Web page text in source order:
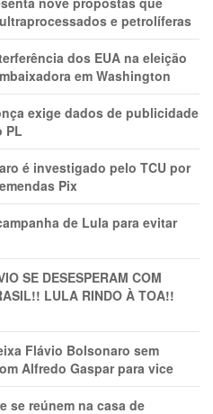
e petrolíferas
dos EUA na eleição
em Washington
exige dados de publicidade
PL
é investigado pelo TCU por
Pix
de Lula para evitar
SE DESESPERAM COM
LULA RINDO À TOA!!
Flávio Bolsonaro sem
Alfredo Gaspar para vice
se reúnem na casa de